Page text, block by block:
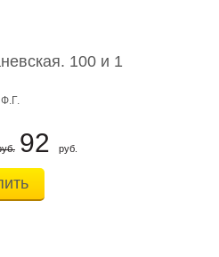
100 и 1
Ф.Г.
92 руб.